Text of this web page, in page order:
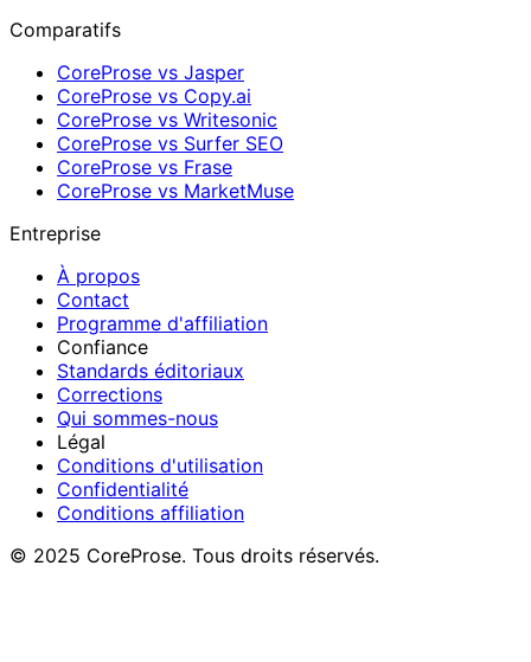
Comparatifs
CoreProse vs Jasper
CoreProse vs Copy.ai
CoreProse vs Writesonic
CoreProse vs Surfer SEO
CoreProse vs Frase
CoreProse vs MarketMuse
Entreprise
À propos
Contact
Programme d'affiliation
Confiance
Standards éditoriaux
Corrections
Qui sommes-nous
Légal
Conditions d'utilisation
Confidentialité
Conditions affiliation
© 2025 CoreProse. Tous droits réservés.